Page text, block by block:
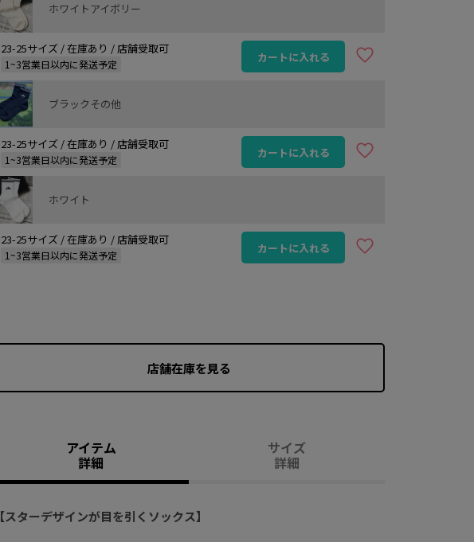
ホワイトアイボリー
23-25サイズ / 在庫あり / 店舗受取可
1~3営業日以内に発送予定 カートに入れる
ブラックその他
23-25サイズ / 在庫あり / 店舗受取可
1~3営業日以内に発送予定 カートに入れる
ホワイト
23-25サイズ / 在庫あり / 店舗受取可
1~3営業日以内に発送予定 カートに入れる
店舗在庫を見る
アイテム
詳細
サイズ
詳細
【スターデザインが目を引くソックス】